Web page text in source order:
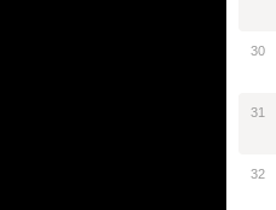
30
31
32